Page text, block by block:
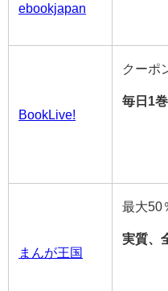
ebookjapan
BookLive!
クーポ
毎日1
まんが王国
最大50
実質、